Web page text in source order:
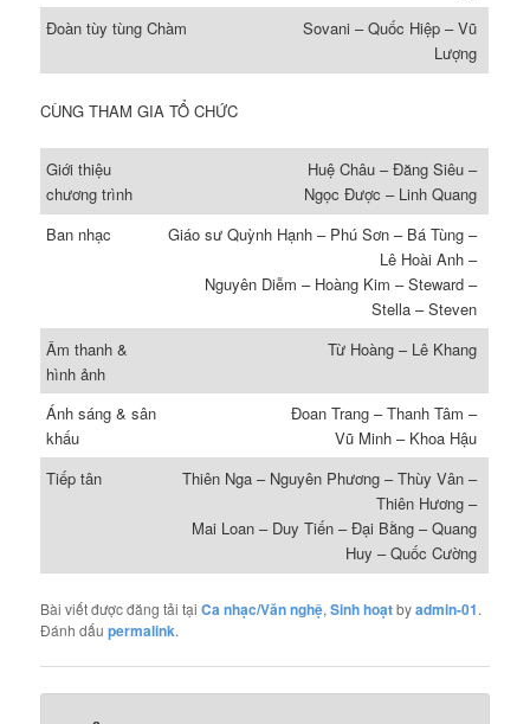
Ðoàn tùy tùng Chàm
Sovani – Quốc Hiệp – Vũ
Lượng
CÙNG THAM GIA TỔ CHỨC
Giới thiệu
chương trình
Huệ Châu – Ðăng Siêu –
Ngọc Ðược – Linh Quang
Ban nhạc
Giáo sư Quỳnh Hạnh – Phú Sơn – Bá Tùng –
Lê Hoài Anh –
Nguyên Diễm – Hoàng Kim – Steward –
Stella – Steven
Âm thanh &
hình ảnh
Từ Hoàng – Lê Khang
Ánh sáng & sân
khấu
Ðoan Trang – Thanh Tâm –
Vũ Minh – Khoa Hậu
Tiếp tân
Thiên Nga – Nguyên Phương – Thùy Vân –
Thiên Hương –
Mai Loan – Duy Tiến – Ðại Bằng – Quang
Huy – Quốc Cường
Bài viết được đăng tải tạiCa nhạc/Văn nghệ,Sinh hoạtbyadmin-01.
Đánh dấupermalink.